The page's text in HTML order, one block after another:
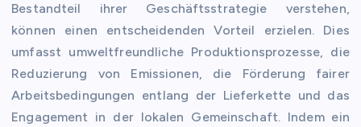
Bestandteil ihrer Geschäftsstrategie verstehen,
können einen entscheidenden Vorteil erzielen. Dies
umfasst umweltfreundliche Produktionsprozesse, die
Reduzierung von Emissionen, die Förderung fairer
Arbeitsbedingungen entlang der Lieferkette und das
Engagement in der lokalen Gemeinschaft. Indem ein